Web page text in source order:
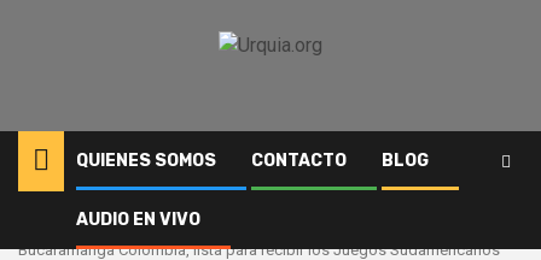
QUIENES SOMOS CONTACTO BLOG
AUDIO EN VIVO
Deportes
Bucaramanga Colombia, lista para recibir los Juegos Sudamericanos